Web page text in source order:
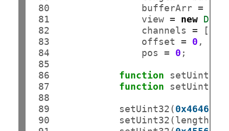
80
81
82
83
84
85
86
87
88
89
90
                bufferArr
=
                view
= new
                channels
= [],
                offset
= 0 ,
                pos
= 0 ;
function
function
            setUint32(
            setUint32(length